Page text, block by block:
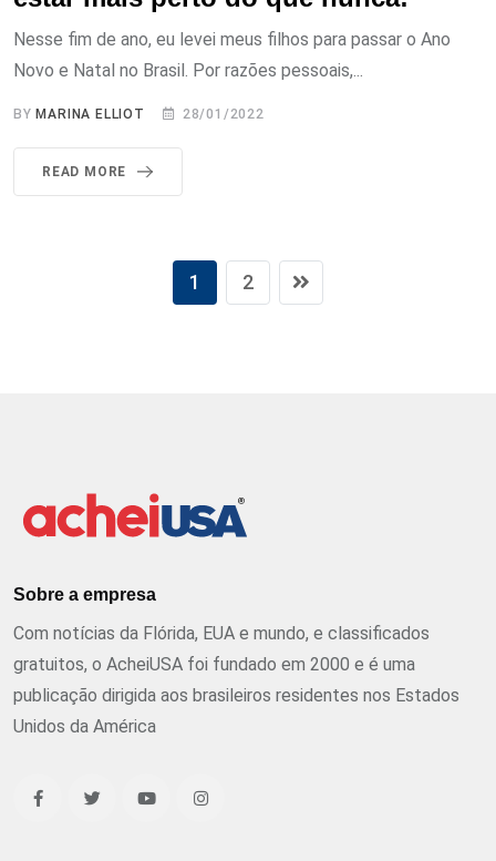
Nesse fim de ano, eu levei meus filhos para passar o Ano
Novo e Natal no Brasil. Por razões pessoais,...
BYMARINA ELLIOT 28/01/2022
READ MORE
1 2
Sobre a empresa
Com notícias da Flórida, EUA e mundo, e classificados
gratuitos, o AcheiUSA foi fundado em 2000 e é uma
publicação dirigida aos brasileiros residentes nos Estados
Unidos da América